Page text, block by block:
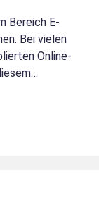
Bereich E-
Bei vielen
Online-